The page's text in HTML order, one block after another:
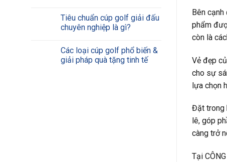
Tiêu chuẩn cúp golf giải đấu
chuyên nghiệp là gì?
Các loại cúp golf phổ biến &
giải pháp quà tặng tinh tế
Bên
phẩm
còn là
Vẻ đẹp
cho sự
lựa chọn
Đặt trong
lê, góp
càng trở
Tại